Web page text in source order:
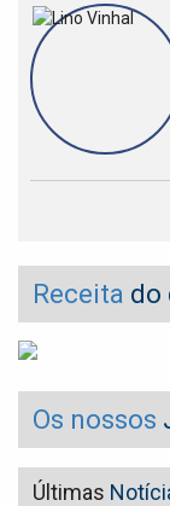
Receita do
Os nossos
Últimas